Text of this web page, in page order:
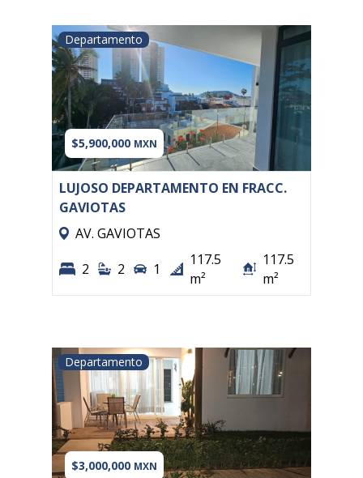
Departamento
$5,900,000 MXN
LUJOSO DEPARTAMENTO EN FRACC.
GAVIOTAS
AV. GAVIOTAS
2
2 1
117.5
m²
117.5
m²
Departamento
$3,000,000 MXN